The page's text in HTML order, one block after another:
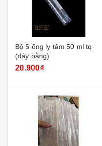
Bộ 5 ống ly tâm 50 ml tq
(đáy bằng)
20.900₫